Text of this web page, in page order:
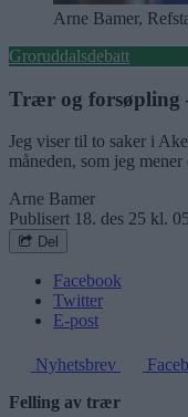
Arne Bamer,
Groruddalsdebatt
Trær og forsøpling
Jeg viser til to saker i
måneden, som jeg
Arne Bamer
Publisert 18. des 25 kl.
Del
Facebook
Twitter
E-post
Nyhetsbrev
Felling av trær